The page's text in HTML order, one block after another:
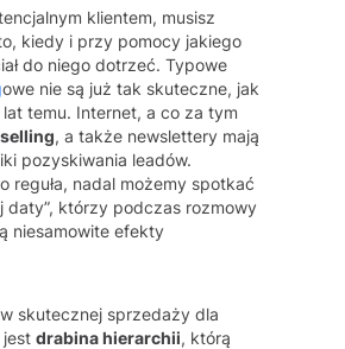
klientem, musisz
kiedy i przy pomocy jakiego
do niego dotrzeć. Typowe
owe nie są już tak skuteczne, jak
temu. Internet, a co za tym
, a także newslettery mają
pozyskiwania leadów.
reguła, nadal możemy spotkać
daty”, którzy podczas rozmowy
niesamowite efekty
skutecznej sprzedaży dla
drabina hierarchii, którą